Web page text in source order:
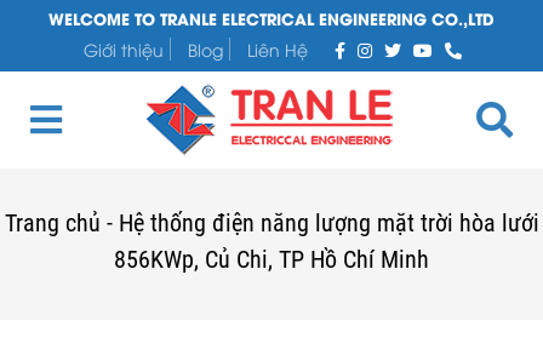
WELCOME TO TRANLE ELECTRICAL ENGINEERING CO.,LTD
Giới thiệu
Blog Liên Hệ
Trang chủ - Hệ thống điện năng lượng mặt trời hòa lưới
856KWp, Củ Chi, TP Hồ Chí Minh